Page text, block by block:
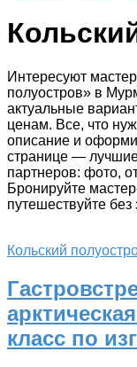
Интересуют
полуостров» в
актуальные
ценам. Все, что
описание и
странице —
партнеров: фото,
Бронируйте
путешествуйте без
Кольский
класс по